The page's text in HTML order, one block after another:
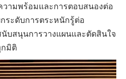
วามพร้อมและการตอบสนองต่อ
ระดับการตระหนักรู้ต่อ
บสนุนการวางแผนและตัดสินใจ
มิติ